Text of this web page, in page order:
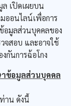
เปิดเผยบน
ออนไลน์เพื่อการ
อมูลส่วนบุคคลของ
จสอบ และอาจใช้
กันการฉ้อโกง
าข้อมูลส่วนบุคคล
าน ดังนี้